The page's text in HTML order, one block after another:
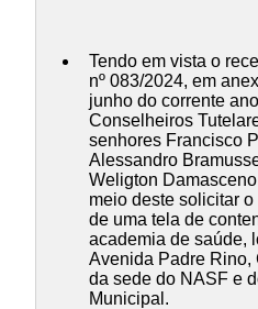
Tendo em vista o
nº 083/2024, em
junho do corrente
Conselheiros
senhores Francisco
Alessandro
Weligton
meio deste solicitar
de uma tela de
academia de saúde,
Avenida Padre Rino,
da sede do NASF e
Municipal.